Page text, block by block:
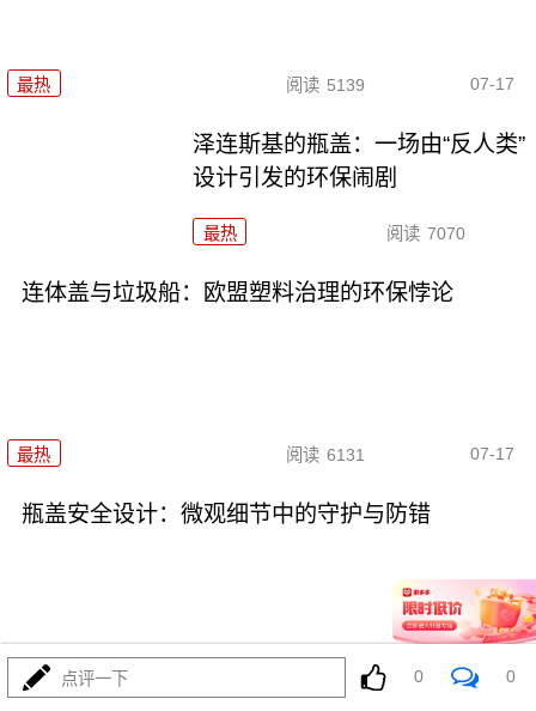
最热 阅读 5139 07-17
泽连斯基的瓶盖：一场由“反人类”
设计引发的环保闹剧
最热 阅读 7070
连体盖与垃圾船：欧盟塑料治理的环保悖论
最热 阅读 6131 07-17
瓶盖安全设计：微观细节中的守护与防错
最热 4719 07-17
点评一下 0 0